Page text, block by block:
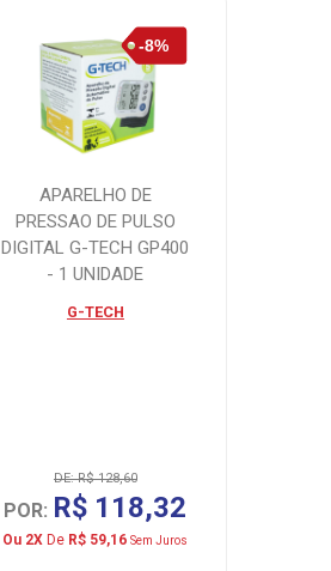
APARELHO DE
PRESSAO DE PULSO
DIGITAL G-TECH GP400
- 1 UNIDADE
G-TECH
DE: R$ 128,60
POR: R$ 118,32
Ou 2X De R$ 59,16 Sem Juros